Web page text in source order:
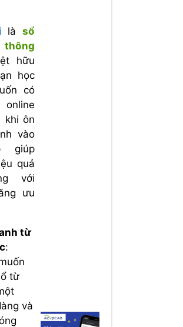
làsổ
hữu
học
có
khi ôn
vào
giúp
quả
với
ưu
từ
:
từ
và